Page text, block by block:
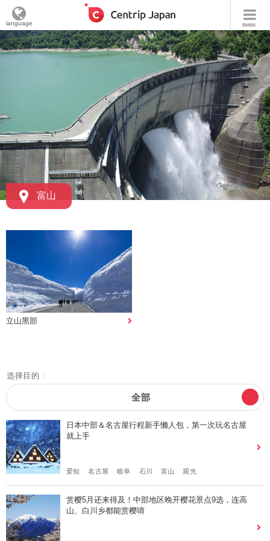
menu
language
富山
立山黑部
选择目的 :
全部
日本中部＆名古屋行程新手懒人包，第一次玩名古屋
就上手
爱知 名古屋 岐阜 石川 富山 观光
赏樱5月还来得及！中部地区晚开樱花景点9选，连高
山、白川乡都能赏樱唷